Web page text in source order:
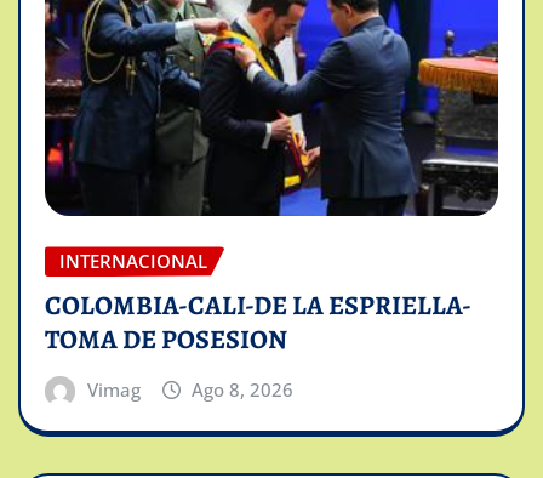
INTERNACIONAL
COLOMBIA-CALI-DE LA ESPRIELLA-
TOMA DE POSESION
Vimag Ago 8, 2026